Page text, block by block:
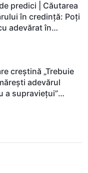
predici | Căutarea
în credință: Poți
adevărat în
creștină „Trebuie
adevărul
a supraviețui”